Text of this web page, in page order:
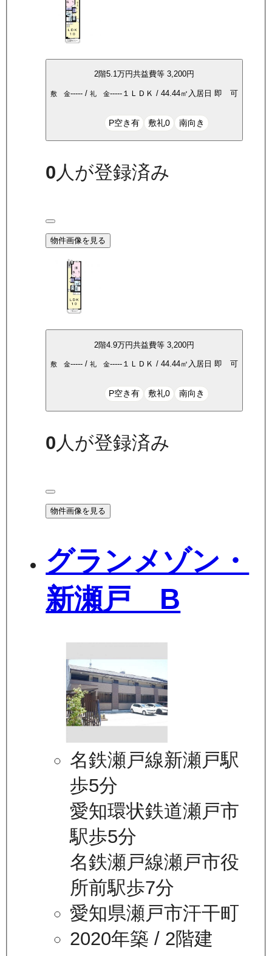
2階5.1万円共益費等3,200円
敷 金----- /礼 金----- １ＬＤＫ /44.44㎡ 入居日即 可
P空き有 敷礼0 南向き
0人が登録済み
物件画像を見る
2階4.9万円共益費等3,200円
敷 金----- /礼 金----- １ＬＤＫ /44.44㎡ 入居日 即 可
P空き有 敷礼0 南向き
0人が登録済み
物件画像を見る
グランメゾン・
新瀬戸 B
名鉄瀬戸線新瀬戸駅
歩5分
愛知環状鉄道瀬戸市
駅歩5分
名鉄瀬戸線瀬戸市役
所前駅歩7分
愛知県瀬戸市汗干町
2020年築 / 2階建